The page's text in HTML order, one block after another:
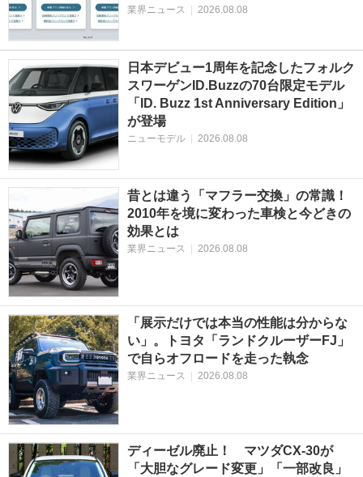
業界ニュース | 2026.08.08
日本デビュー1周年を記念したフォルク
スワーゲンID.Buzzの70台限定モデル
「ID. Buzz 1st Anniversary Edition」
が登場
ニューモデル | 2026.08.08
昔とは違う「マフラー交換」の常識！
2010年を境に変わった車検と今どきの
効果とは
業界ニュース | 2026.08.08
「展示だけでは本当の性能は分からな
い」。トヨタ「ランドクルーザーFJ」
で自らオフロードを走った執念
業界ニュース 2026.08.08
ディーゼル廃止！ マツダCX-30が
「大胆なグレード変更」「一部改良」